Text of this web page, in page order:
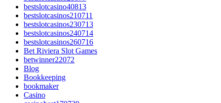
bestslotcasino40813
bestslotcasinos210711
bestslotcasinos230713
bestslotcasinos240714
bestslotcasinos260716
Bet Riviera Slot Games
betwinner22072
Blog
Bookkeeping
bookmaker
Casino